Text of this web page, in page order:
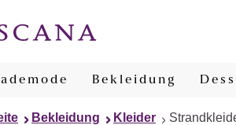
Bekleidung
Bekleidung Kleider